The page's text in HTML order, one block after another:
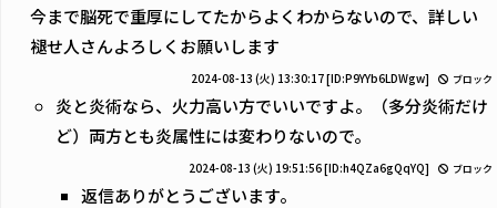
今まで脳死で重厚にしてたからよくわからないので、詳しい
褪せ人さんよろしくお願いします
2024-08-13 (火) 13:30:17[ID:P9YYb6LDWgw] ブロック
炎と炎術なら、火力高い方でいいですよ。（多分炎術だけ
ど）両方とも炎属性には変わりないので。
2024-08-13 (火) 19:51:56[ID:h4QZa6gQqYQ] ブロック
返信ありがとうございます。